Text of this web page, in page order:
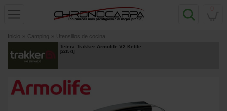
Inicio » Camping » Utensilios de cocina
Tetera Trakker Armolife V2 Kettle
[221571]